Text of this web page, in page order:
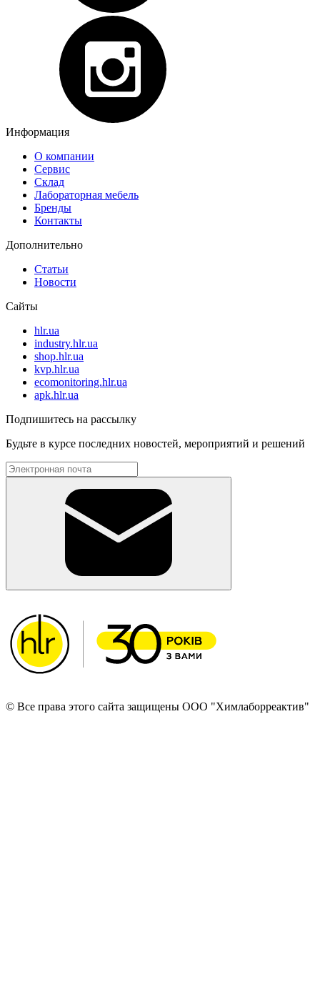
Информация
О компании
Сервис
Склад
Лабораторная мебель
Бренды
Контакты
Дополнительно
Статьи
Новости
Сайты
hlr.ua
industry.hlr.ua
shop.hlr.ua
kvp.hlr.ua
ecomonitoring.hlr.ua
apk.hlr.ua
Подпишитесь на рассылку
Будьте в курсе последних новостей, мероприятий и решений
© Все права этого сайта защищены ООО "Химлаборреактив"